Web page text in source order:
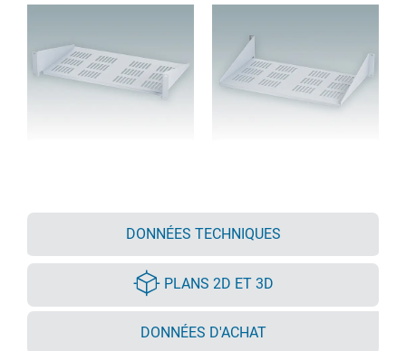
DONNÉES TECHNIQUES
PLANS 2D ET 3D
DONNÉES D'ACHAT